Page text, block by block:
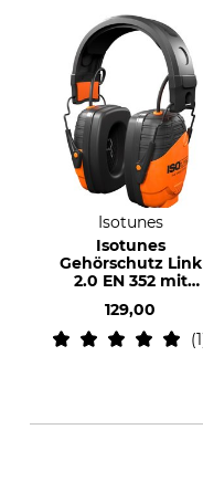
Isotunes
Isotunes
Gehörschutz Link
2.0 EN 352 mit
129,00
1